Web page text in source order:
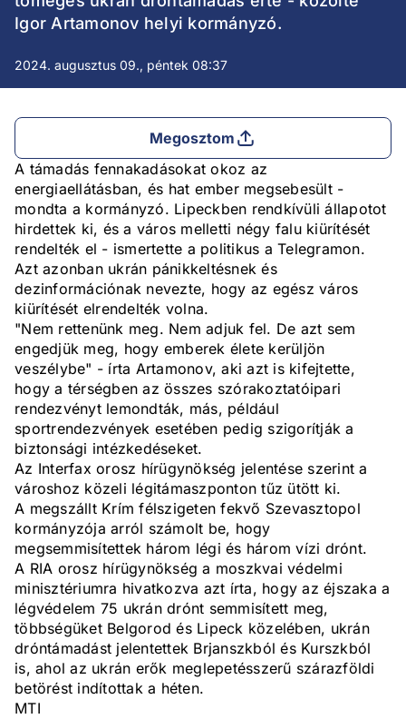
Igor Artamonov helyi kormányzó.
2024. augusztus 09., péntek 08:37
Megosztom
A támadás fennakadásokat okoz az
energiaellátásban, és hat ember megsebesült -
mondta a kormányzó. Lipeckben rendkívüli állapotot
hirdettek ki, és a város melletti négy falu kiürítését
rendelték el - ismertette a politikus a Telegramon.
Azt azonban ukrán pánikkeltésnek és
dezinformációnak nevezte, hogy az egész város
kiürítését elrendelték volna.
"Nem rettenünk meg. Nem adjuk fel. De azt sem
engedjük meg, hogy emberek élete kerüljön
veszélybe" - írta Artamonov, aki azt is kifejtette,
hogy a térségben az összes szórakoztatóipari
rendezvényt lemondták, más, például
sportrendezvények esetében pedig szigorítják a
biztonsági intézkedéseket.
Az Interfax orosz hírügynökség jelentése szerint a
városhoz közeli légitámaszponton tűz ütött ki.
A megszállt Krím félszigeten fekvő Szevasztopol
kormányzója arról számolt be, hogy
megsemmisítettek három légi és három vízi drónt.
A RIA orosz hírügynökség a moszkvai védelmi
minisztériumra hivatkozva azt írta, hogy az éjszaka a
légvédelem 75 ukrán drónt semmisített meg,
többségüket Belgorod és Lipeck közelében, ukrán
dróntámadást jelentettek Brjanszkból és Kurszkból
is, ahol az ukrán erők meglepetésszerű szárazföldi
betörést indítottak a héten.
MTI